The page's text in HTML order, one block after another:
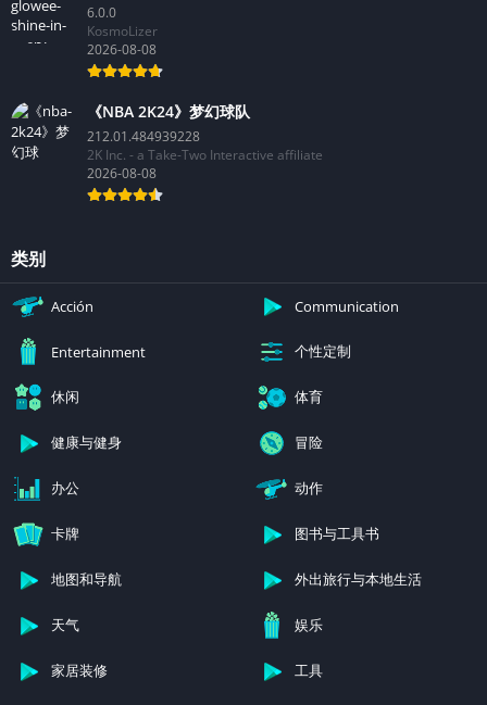
6.0.0
KosmoLizer
2026-08-08
《NBA 2K24》梦幻球队
212.01.484939228
2K Inc. - a Take-Two Interactive affiliate
2026-08-08
类别
Acción Communication
Entertainment 个性定制
休闲 体育
健康与健身 冒险
办公 动作
卡牌 图书与工具书
地图和导航 外出旅行与本地生活
天气 娱乐
家居装修 工具